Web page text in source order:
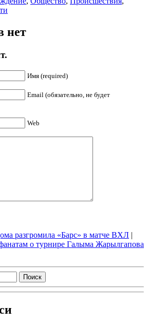
нет
Имя (required)
Email (обязательно, не будет
Web
разгромила «Барс» в матче ВХЛ |
о турнире Галыма Жарылгапова